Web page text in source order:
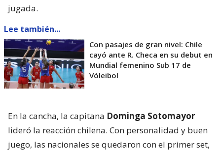
jugada.
Lee también...
Con pasajes de gran nivel: Chile
cayó ante R. Checa en su debut en
Mundial femenino Sub 17 de
Vóleibol
En la cancha, la capitana Dominga Sotomayor
lideró la reacción chilena. Con personalidad y buen
juego, las nacionales se quedaron con el primer set,